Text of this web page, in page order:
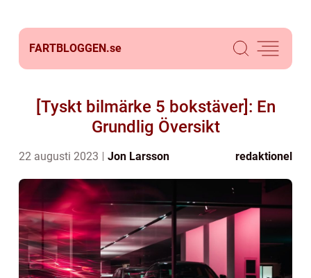
FARTBLOGGEN.se
[Tyskt bilmärke 5 bokstäver]: En
Grundlig Översikt
22 augusti 2023 Jon Larsson redaktionel